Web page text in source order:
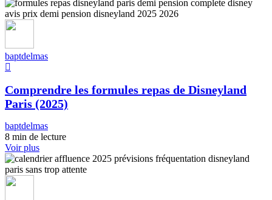
baptdelmas
Comprendre les formules repas de Disneyland
Paris (2025)
baptdelmas
8 min de lecture
Voir plus